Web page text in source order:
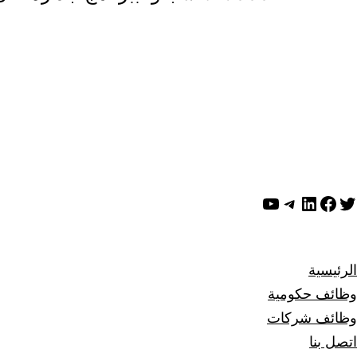
المقالات
تويترفيسبوك
لينكد إن تيليجرام
يوتيوب
الرئيسية
وظائف حكومية
وظائف شركات
اتصل بنا